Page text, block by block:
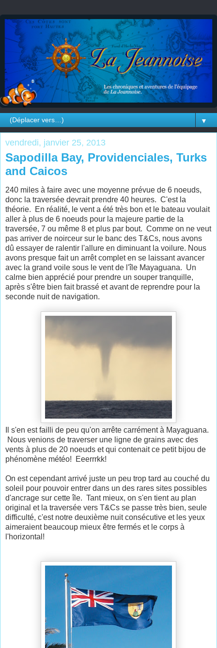
▼
vendredi, janvier 25, 2013
Sapodilla Bay, Providenciales, Turks
and Caicos
240 miles à faire avec une moyenne prévue de 6 noeuds,
donc la traversée devrait prendre 40 heures. C'est la
théorie. En réalité, le vent a été très bon et le bateau voulait
aller à plus de 6 noeuds pour la majeure partie de la
traversée, 7 ou même 8 et plus par bout. Comme on ne veut
pas arriver de noirceur sur le banc des T&Cs, nous avons
dû essayer de ralentir l'allure en diminuant la voilure. Nous
avons presque fait un arrêt complet en se laissant avancer
avec la grand voile sous le vent de l'île Mayaguana. Un
calme bien apprécié pour prendre un souper tranquille,
après s'être bien fait brassé et avant de reprendre pour la
seconde nuit de navigation.
Il s'en est failli de peu qu'on arrête carrément à Mayaguana.
Nous venions de traverser une ligne de grains avec des
vents à plus de 20 noeuds et qui contenait ce petit bijou de
phénomène météo! Eeerrrkk!
On est cependant arrivé juste un peu trop tard au couché du
soleil pour pouvoir entrer dans un des rares sites possibles
d'ancrage sur cette île. Tant mieux, on s'en tient au plan
original et la traversée vers T&Cs se passe très bien, seule
difficulté, c'est notre deuxième nuit consécutive et les yeux
aimeraient beaucoup mieux être fermés et le corps à
l'horizontal!